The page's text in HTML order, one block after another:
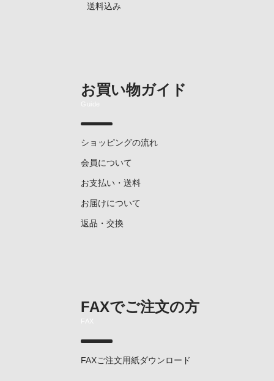
送料込み
お買い物ガイド
ショッピングの流れ
会員について
お支払い・送料
お届けについて
返品・交換
FAXでご注文の方
FAX
FAXご注文用紙ダウンロード